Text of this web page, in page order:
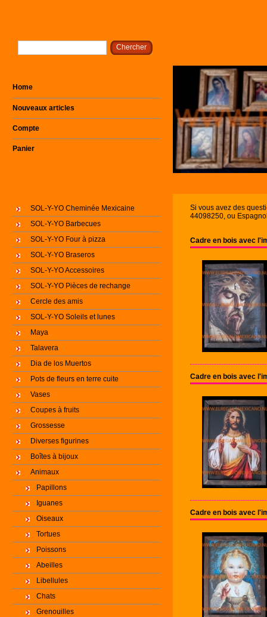
Home
Nouveaux articles
Compte
Panier
SOL-Y-YO Cheminée Mexicaine
SOL-Y-YO Barbecues
SOL-Y-YO Four à pizza
SOL-Y-YO Braseros
SOL-Y-YO Accessoires
SOL-Y-YO Pièces de rechange
Cercle des amis
SOL-Y-YO Soleils et lunes
Maya
Talavera
Dia de los Muertos
Pots de fleurs en terre cuite
Vases
Coupes à fruits
Grossesse
Diverses figurines
Boîtes à bijoux
Animaux
Papillons
Iguanes
Oiseaux
Tortues
Poissons
Abeilles
Libellules
Chats
Grenouilles
Si vous avez des
44098250, ou
Cadre en bois avec
Cadre en bois avec
Cadre en bois avec